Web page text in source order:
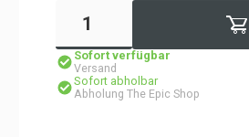
Sofort verfügbar
Versand
Sofort abholbar
Abholung The Epic Shop